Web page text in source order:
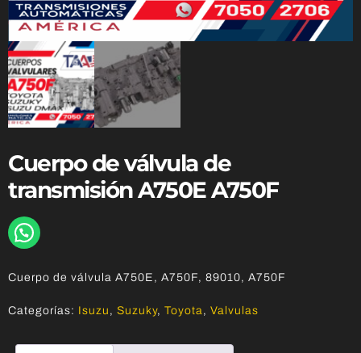
Cuerpo de válvula de
transmisión A750E A750F
Cuerpo de válvula A750E, A750F, 89010, A750F
Categorías: Isuzu , Suzuky, Toyota , Valvulas